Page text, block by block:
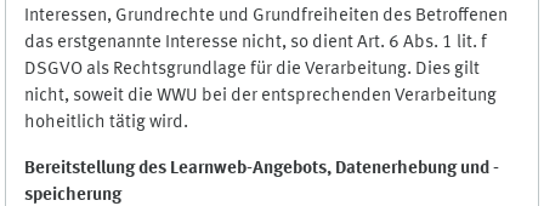
Interessen, Grundrechte und Grundfreiheiten des Betroffenen
das erstgenannte Interesse nicht, so dient Art. 6 Abs. 1 lit. f
DSGVO als Rechtsgrundlage für die Verarbeitung. Dies gilt
nicht, soweit die WWU bei der entsprechenden Verarbeitung
hoheitlich tätig wird.
Bereitstellung des Learnweb-Angebots, Datenerhebung und -
speicherung